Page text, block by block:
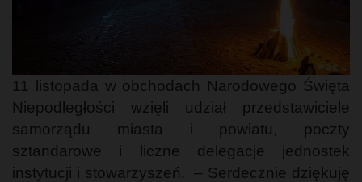
11 listopada w obchodach Narodowego Święta
Niepodległości wzięli udział przedstawiciele
samorządu miasta i powiatu, poczty
sztandarowe i liczne delegacje jednostek
instytucji i stowarzyszeń. – Serdecznie dziękuję